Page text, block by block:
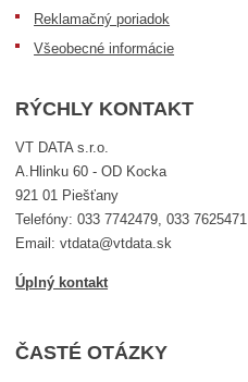
Reklamačný poriadok
Všeobecné informácie
RÝCHLY KONTAKT
VT DATA s.r.o.
A.Hlinku 60 - OD Kocka
921 01 Piešťany
Telefóny: 033 7742479, 033 7625471
Email: vtdata@vtdata.sk
Úplný kontakt
ČASTÉ OTÁZKY